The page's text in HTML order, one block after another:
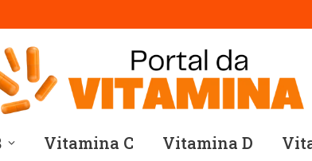
Vitamina C Vitamina D